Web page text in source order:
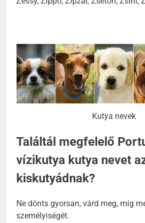
Kutya nevek
Találtál megfelelő
vízikutya kutya nevet
kiskutyádnak?
Ne dönts gyorsan, várd meg, míg
személyiségét.